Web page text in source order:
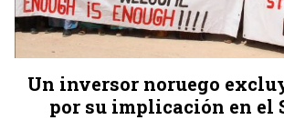
Un inversor noruego
por su implicación en el